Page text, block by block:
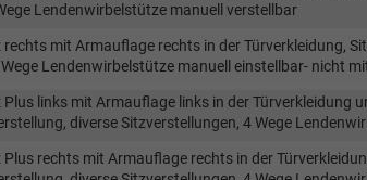
Lendenwirbelstütze manuell verstellbar
mit Armauflage rechts in der Türverkleidung,
Lendenwirbelstütze manuell einstellbar- nicht
links mit Armauflage links in der Türverkleidung
diverse Sitzverstellungen, 4 Wege
rechts mit Armauflage rechts in der